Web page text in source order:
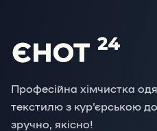
Професійна хімчистка
текстилю з кур'єрською
зручно, якісно!